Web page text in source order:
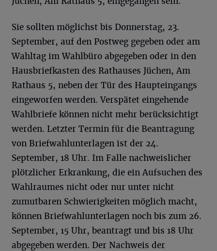
Sie sollten möglichst bis Donnerstag, 23.
September, auf den Postweg gegeben oder am
Wahltag im Wahlbüro abgegeben oder in den
Hausbriefkasten des Rathauses Jüchen, Am
Rathaus 5, neben der Tür des Haupteingangs
eingeworfen werden. Verspätet eingehende
Wahlbriefe können nicht mehr berücksichtigt
werden. Letzter Termin für die Beantragung
von Briefwahlunterlagen ist der 24.
September, 18 Uhr. Im Falle nachweislicher
plötzlicher Erkrankung, die ein Aufsuchen des
Wahlraumes nicht oder nur unter nicht
zumutbaren Schwierigkeiten möglich macht,
können Briefwahlunterlagen noch bis zum 26.
September, 15 Uhr, beantragt und bis 18 Uhr
abgegeben werden. Der Nachweis der